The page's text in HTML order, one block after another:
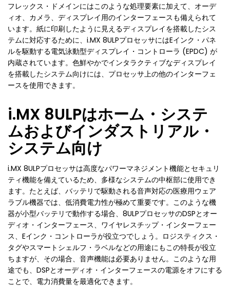
フレックス・ドメインにはこのような処理要素に加えて、オーデ
ィオ、カメラ、ディスプレイ用のインターフェースも備えられて
います。紙に印刷したように見えるディスプレイを搭載したシス
テムに対応するために、i.MX 8ULPプロセッサにはEインク・パネ
ルを駆動する電気泳動型ディスプレイ・コントローラ (EPDC) が
内蔵されています。色鮮やかでインタラクティブなディスプレイ
を搭載したシステム向けには、プロセッサ上の他のインターフェ
ースを使用できます。
i.MX 8ULPはホーム・システ
ムおよびインダストリアル・
システム向け
i.MX 8ULPプロセッサは高度なパワーマネジメント機能とセキュリ
ティ機能を備えているため、多様なシステムの中枢部に使用でき
ます。たとえば、バッテリで駆動される音声対応の医療用ウェア
ラブル機器では、低消費電力性が極めて重要です。このような機
器が小型バッテリで動作する場合、8ULPプロセッサのDSPとオー
ディオ・インターフェース、ワイヤレスチップ・インターフェー
ス、Eインク・コントローラが役立つでしょう。ロジスティクス・
タグやスマートシェルフ・ラベルなどの用途にもこの特長が役立
ちますが、その場合、音声機能は必要ありません。このような用
途でも、DSPとオーディオ・インターフェースの電源をオフにする
ことで、電力消費量を最適化できます。